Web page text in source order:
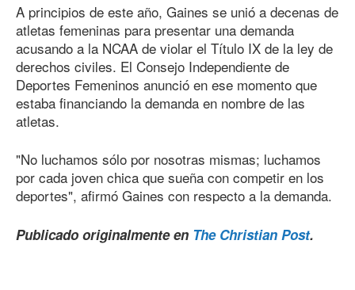
A principios de este año, Gaines se unió a decenas de
atletas femeninas para presentar una demanda
acusando a la NCAA de violar el Título IX de la ley de
derechos civiles. El Consejo Independiente de
Deportes Femeninos anunció en ese momento que
estaba financiando la demanda en nombre de las
atletas.
"No luchamos sólo por nosotras mismas; luchamos
por cada joven chica que sueña con competir en los
deportes", afirmó Gaines con respecto a la demanda.
Publicado originalmente en The Christian Post.